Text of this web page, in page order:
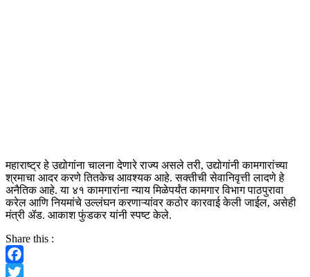
महाराष्ट्र हे उद्योगांना चालना देणारे राज्य असले तरी, उद्योगांनी कामगारांच्या
श्रमाचा आदर करणे तितकेच आवश्यक आहे. सक्तीची सेवानिवृत्ती लादणे हे
अनैतिक आहे. या ४१ कामगारांना न्याय मिळेपर्यंत कामगार विभाग पाठपुरावा
करेल आणि नियमांचे उल्लंघन करणाऱ्यांवर कठोर कारवाई केली जाईल, असेही
मंत्री ॲड. आकाश फुंडकर यांनी स्पष्ट केले.
Share this :
Facebook